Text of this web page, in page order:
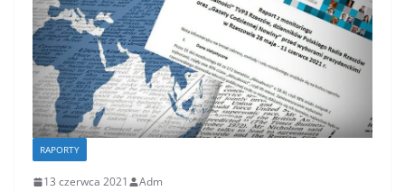
RAPORTY
13 czerwca 2021 Adm